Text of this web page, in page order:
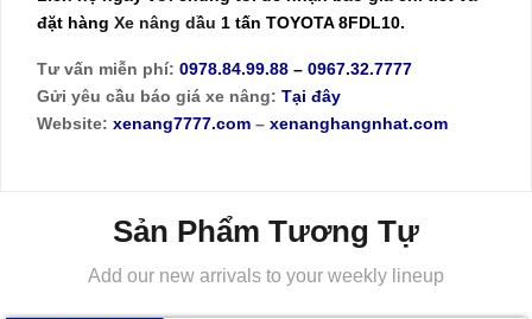
đặt hàng Xe nâng dầu 1 tấn TOYOTA 8FDL10.
Tư vấn miễn phí: 0978.84.99.88 – 0967.32.7777
Gửi yêu cầu báo giá xe nâng: Tại đây
Website: xenang7777.com – xenanghangnhat.com
Sản Phẩm Tương Tự
Add our new arrivals to your weekly lineup